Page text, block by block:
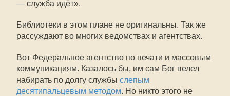
— служба идёт».
Библиотеки в этом плане не оригинальны. Так же
рассуждают во многих ведомствах и агентствах.
Вот Федеральное агентство по печати и массовым
коммуникациям. Казалось бы, им сам Бог велел
набирать по долгу службы слепым
десятипальцевым методом. Но никто этого не